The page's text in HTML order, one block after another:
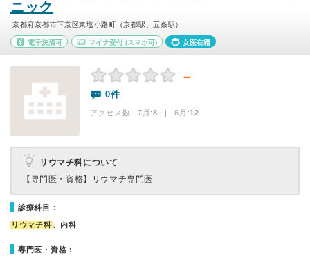
ニック
京都府京都市下京区東塩小路町（京都駅、五条駅）
電子決済可 マイナ受付(スマホ可) 女医在籍
－
0件
アクセス数 7月:8 | 6月:12
リウマチ科について
【専門医・資格】
リウマチ専門医
診療科目：
リウマチ科 、内科
専門医・資格：